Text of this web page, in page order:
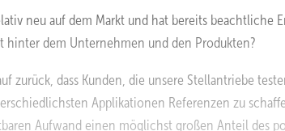
neu auf dem Markt und hat bereits beachtliche
dem Unternehmen und den Produkten?
zurück, dass Kunden, die unsere Stellantriebe
Applikationen Referenzen zu
Aufwand einen möglichst großen Anteil des